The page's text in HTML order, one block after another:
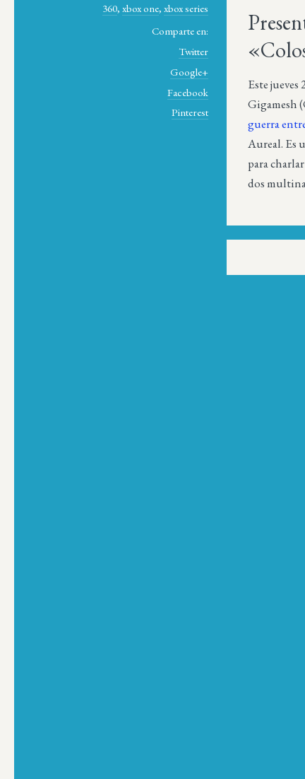
360,xbox one,xbox series
Este
Gigamesh
guerra
Aureal. Es
para
dos
Comparte en:
Twitter
Google+
Facebook
Pinterest